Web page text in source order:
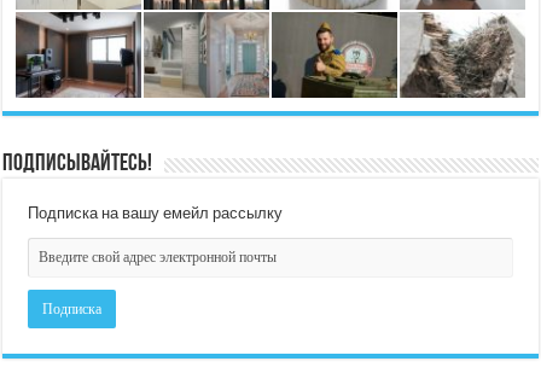
Подписывайтесь!
Подписка на вашу емейл рассылку